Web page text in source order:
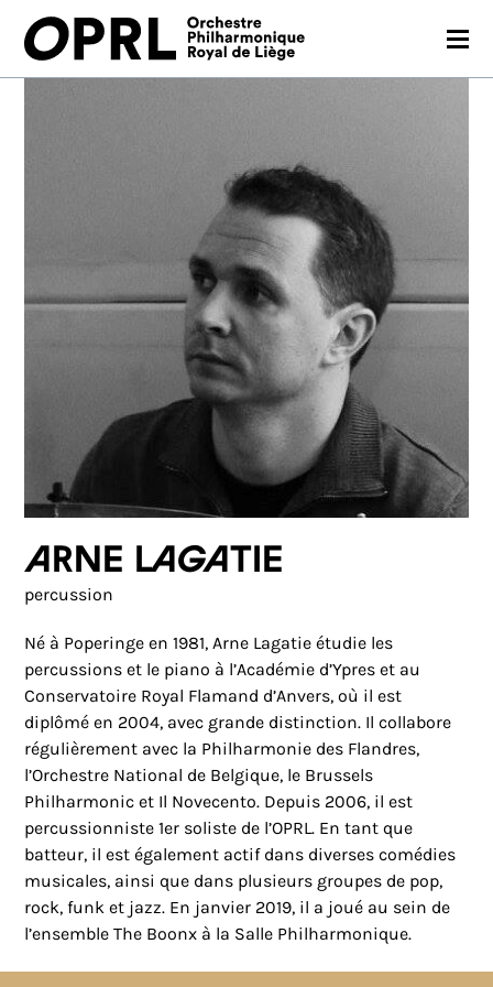
MEDIA
Arne Lagatie
percussion
Né à Poperinge en 1981, Arne Lagatie étudie les
percussions et le piano à l’Académie d’Ypres et au
Conservatoire Royal Flamand d’Anvers, où il est
diplômé en 2004, avec grande distinction. Il collabore
régulièrement avec la Philharmonie des Flandres,
l’Orchestre National de Belgique, le Brussels
Philharmonic et Il Novecento. Depuis 2006, il est
percussionniste 1er soliste de l’OPRL. En tant que
batteur, il est également actif dans diverses comédies
musicales, ainsi que dans plusieurs groupes de pop,
rock, funk et jazz. En janvier 2019, il a joué au sein de
l’ensemble The Boonx à la Salle Philharmonique.